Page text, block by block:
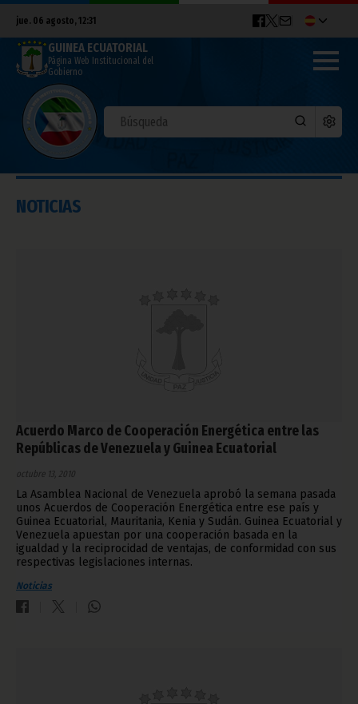
jue. 06 agosto, 12:31
GUINEA ECUATORIAL
Página Web Institucional del
Gobierno
NOTICIAS
Acuerdo Marco de Cooperación Energética entre las
Repúblicas de Venezuela y Guinea Ecuatorial
octubre 13, 2010
La Asamblea Nacional de Venezuela aprobó la semana pasada
unos Acuerdos de Cooperación Energética entre ese país y
Guinea Ecuatorial, Mauritania, Kenia y Sudán. Guinea Ecuatorial y
Venezuela apuestan por una cooperación basada en la
igualdad y la reciprocidad de ventajas, de conformidad con sus
respectivas legislaciones internas.
Noticias